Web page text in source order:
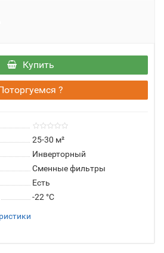
Купить
?
25-30 м²
Инверторный
Сменные фильтры
Есть
-22 °C